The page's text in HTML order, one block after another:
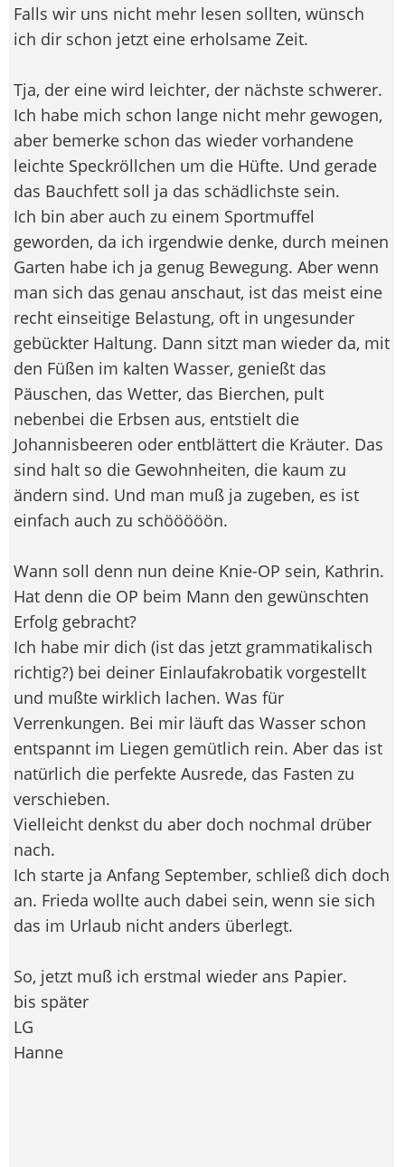
Falls wir uns nicht mehr lesen sollten, wünsch
ich dir schon jetzt eine erholsame Zeit.
Tja, der eine wird leichter, der nächste schwerer.
Ich habe mich schon lange nicht mehr gewogen,
aber bemerke schon das wieder vorhandene
leichte Speckröllchen um die Hüfte. Und gerade
das Bauchfett soll ja das schädlichste sein.
Ich bin aber auch zu einem Sportmuffel
geworden, da ich irgendwie denke, durch meinen
Garten habe ich ja genug Bewegung. Aber wenn
man sich das genau anschaut, ist das meist eine
recht einseitige Belastung, oft in ungesunder
gebückter Haltung. Dann sitzt man wieder da, mit
den Füßen im kalten Wasser, genießt das
Päuschen, das Wetter, das Bierchen, pult
nebenbei die Erbsen aus, entstielt die
Johannisbeeren oder entblättert die Kräuter. Das
sind halt so die Gewohnheiten, die kaum zu
ändern sind. Und man muß ja zugeben, es ist
einfach auch zu schööööön.
Wann soll denn nun deine Knie-OP sein, Kathrin.
Hat denn die OP beim Mann den gewünschten
Erfolg gebracht?
Ich habe mir dich (ist das jetzt grammatikalisch
richtig?) bei deiner Einlaufakrobatik vorgestellt
und mußte wirklich lachen. Was für
Verrenkungen. Bei mir läuft das Wasser schon
entspannt im Liegen gemütlich rein. Aber das ist
natürlich die perfekte Ausrede, das Fasten zu
verschieben.
Vielleicht denkst du aber doch nochmal drüber
nach.
Ich starte ja Anfang September, schließ dich doch
an. Frieda wollte auch dabei sein, wenn sie sich
das im Urlaub nicht anders überlegt.
So, jetzt muß ich erstmal wieder ans Papier.
bis später
LG
Hanne